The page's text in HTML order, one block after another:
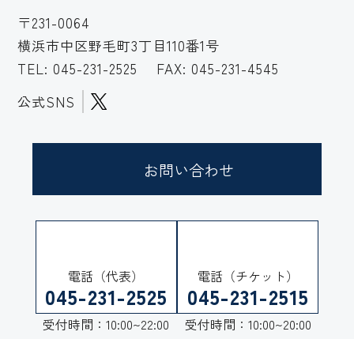
〒231-0064
横浜市中区野毛町3丁目110番1号
TEL: 045-231-2525
FAX: 045-231-4545
公式SNS
お問い合わせ
電話（代表）
045-231-2525
受付時間：10:00~22:00
電話（チケット）
045-231-2515
受付時間：10:00~20:00